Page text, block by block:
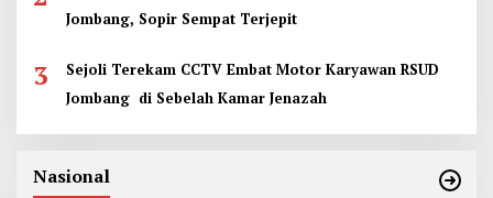
Jombang, Sopir Sempat Terjepit
3
Sejoli Terekam CCTV Embat Motor Karyawan RSUD
Jombang di Sebelah Kamar Jenazah
Nasional